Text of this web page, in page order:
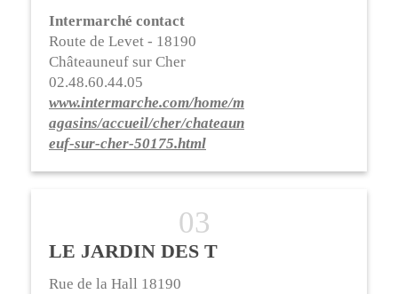
Intermarché contact
Route de Levet - 18190
Châteauneuf sur Cher
02.48.60.44.05
www.intermarche.com/home/m
agasins/accueil/cher/chateaun
euf-sur-cher-50175.html
LE JARDIN DES T
Rue de la Hall 18190